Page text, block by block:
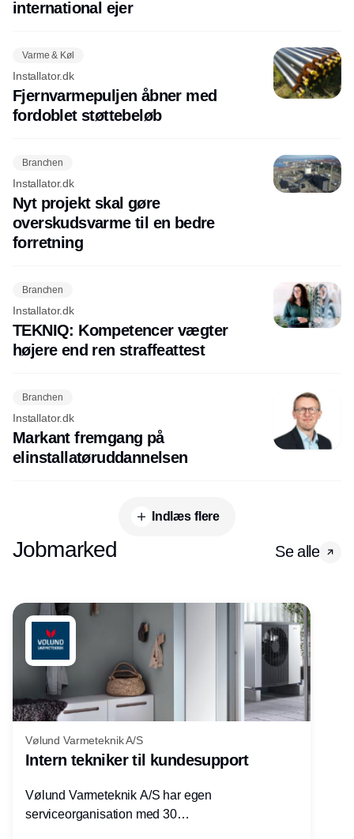
international ejer
Varme & Køl
Installator.dk
Fjernvarmepuljen åbner med
fordoblet støttebeløb
Branchen
Installator.dk
Nyt projekt skal gøre
overskudsvarme til en bedre
forretning
Branchen
Installator.dk
TEKNIQ: Kompetencer vægter
højere end ren straffeattest
Branchen
Installator.dk
Markant fremgang på
elinstallatøruddannelsen
Indlæs flere
Jobmarked Se alle
Vølund Varmeteknik A/S
Intern tekniker til kundesupport
Vølund Varmeteknik A/S har egen
serviceorganisation med 30